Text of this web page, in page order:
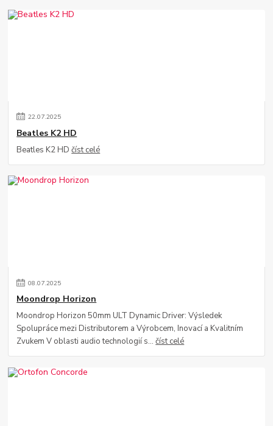
22.07.2025
Beatles K2 HD
Beatles K2 HDčíst celé
08.07.2025
Moondrop Horizon
Moondrop Horizon 50mm ULT Dynamic Driver: Výsledek
Spolupráce mezi Distributorem a Výrobcem, Inovací a Kvalitním
Zvukem V oblasti audio technologií s...číst celé